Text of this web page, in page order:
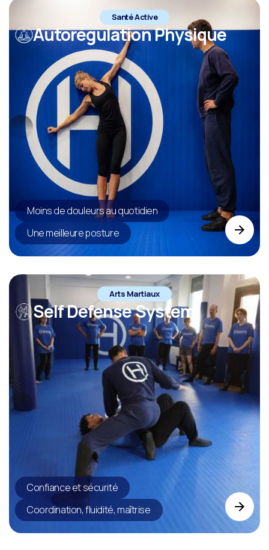
Santé Active
Autorégulation Physique
Moins de douleurs au quotidien
Une meilleure posture
Arts Martiaux
Self Defense System
Confiance et sécurité
Coordination, fluidité, maîtrise